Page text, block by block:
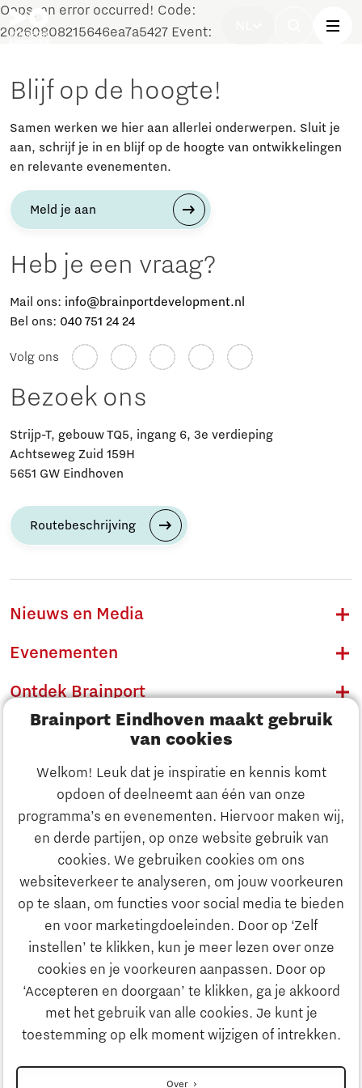
Brainport Eindhoven maakt gebruik
van cookies
Welkom! Leuk dat je inspiratie en kennis komt
opdoen of deelneemt aan één van onze
programma’s en evenementen. Hiervoor maken wij,
en derde partijen, op onze website gebruik van
cookies. We gebruiken cookies om ons
websiteverkeer te analyseren, om jouw voorkeuren
op te slaan, om functies voor social media te bieden
en voor marketingdoeleinden. Door op ‘Zelf
instellen’ te klikken, kun je meer lezen over onze
cookies en je voorkeuren aanpassen. Door op
‘Accepteren en doorgaan’ te klikken, ga je akkoord
met het gebruik van alle cookies. Je kunt je
toestemming op elk moment wijzigen of intrekken.
Over
Ontdek Brainport
Innovatie
Ondernemen
Onderwijs
Oops, an error occurred! Code:
20260808215646ea7a5427 Event:
Blijf op de hoogte!
Samen werken we hier aan allerlei onderwerpen. Sluit je
aan, schrijf je in en blijf op de hoogte van ontwikkelingen
en relevante evenementen.
Meld je aan
Heb je een vraag?
Mail ons: info@brainportdevelopment.nl
Bel ons: 040 751 24 24
Volg ons
Bezoek ons
Strijp-T, gebouw TQ5, ingang 6, 3e verdieping
Achtseweg Zuid 159H
5651 GW Eindhoven
Routebeschrijving
Nieuws en Media
Evenementen
Ontdek Brainport
Innovatie
Ondernemen
Onderwijs
Maatschappelijk
Strategie & Organisatie
Zoeken
Contact
Naar internationale website